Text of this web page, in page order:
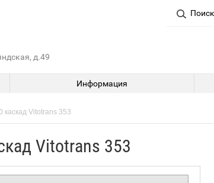
д.49
Поиск
Информация
каскад Vitotrans 353
Vitotrans 353